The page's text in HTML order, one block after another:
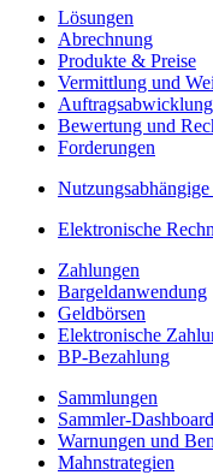
Lösungen
Abrechnung
Produkte & Preise
Vermittlung und
Auftragsabwicklung
Bewertung und
Forderungen
Elektronische
Zahlungen
Bargeldanwendung
Geldbörsen
Elektronische
BP-Bezahlung
Sammlungen
Sammler-Dashboard
Warnungen und
Mahnstrategien